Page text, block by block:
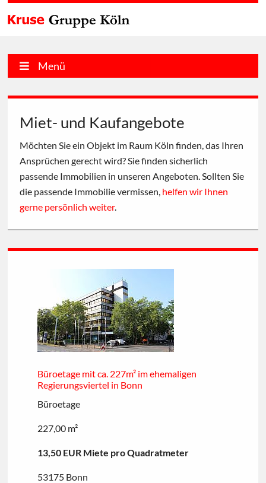
Menü
Miet- und Kaufangebote
Möchten Sie ein Objekt im Raum Köln finden, das Ihren
Ansprüchen gerecht wird? Sie finden sicherlich
passende Immobilien in unseren Angeboten. Sollten Sie
die passende Immobilie vermissen, helfen wir Ihnen
gerne persönlich weiter.
Büroetage mit ca. 227m² im ehemaligen
Regierungsviertel in Bonn
Büroetage
227,00 m²
13,50 EUR Miete pro Quadratmeter
53175 Bonn